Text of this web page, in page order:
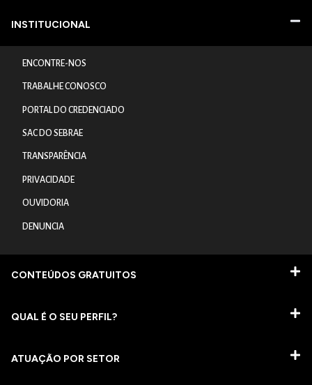
INSTITUCIONAL
ENCONTRE-NOS
TRABALHE CONOSCO
PORTAL DO CREDENCIADO
SAC DO SEBRAE
TRANSPARÊNCIA
PRIVACIDADE
OUVIDORIA
DENUNCIA
CONTEÚDOS GRATUITOS
QUAL É O SEU PERFIL?
ATUAÇÃO POR SETOR